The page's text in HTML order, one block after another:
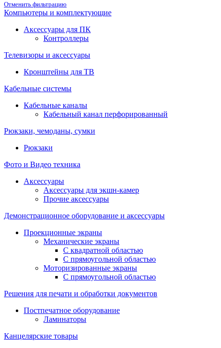
Отменить фильтрацию
Компьютеры и комплектующие
Аксессуары для ПК
Контроллеры
Телевизоры и аксессуары
Кронштейны для ТВ
Кабельные системы
Кабельные каналы
Кабельный канал перфорированный
Рюкзаки, чемоданы, сумки
Рюкзаки
Фото и Видео техника
Аксессуары
Аксессуары для экшн-камер
Прочие аксессуары
Демонстрационное оборудование и аксессуары
Проекционные экраны
Механические экраны
С квадратной областью
С прямоугольной областью
Моторизированные экраны
С прямоугольной областью
Решения для печати и обработки документов
Постпечатное оборудование
Ламинаторы
Канцелярские товары